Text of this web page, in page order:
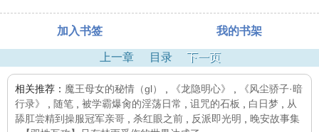
加入书签 我的书架
上一章 目录 下一页
相关推荐： 魔王母女的秘情（gl） 《龙隐明心》
《风尘骄子·暗
行录》
随笔 被学霸爆肏的淫荡日常 诅咒的石板 白日梦
从
舔肛尝精到操服冠军亲哥
杀红眼之前 反派即光明
晚安故事集